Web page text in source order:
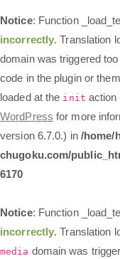
Notice: Function
incorrectly. Translation
domain was triggered
code in the plugin or
loaded at the init action
WordPress for more
version 6.7.0.) in /home/
chugoku.com/
6170
Notice: Function
incorrectly. Translation
media domain was